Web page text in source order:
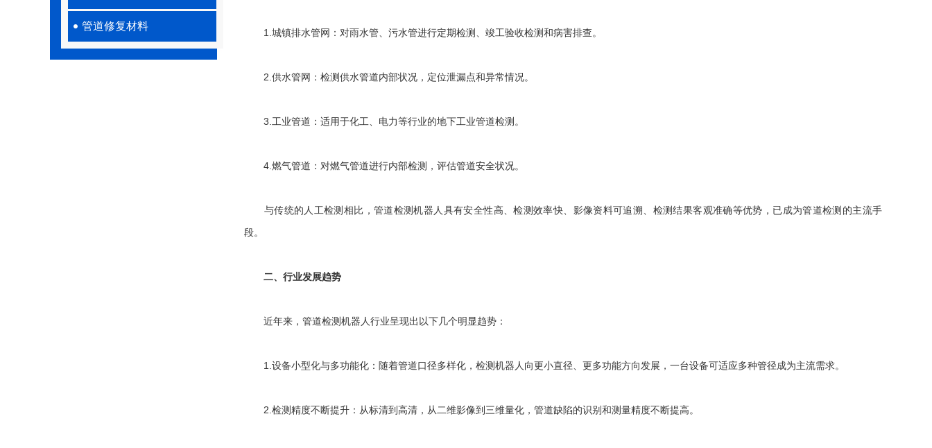
管道修复材料
1.城镇排水管网：对雨水管、污水管进行定期检测、竣工验收检测和病害排查。
2.供水管网：检测供水管道内部状况，定位泄漏点和异常情况。
3.工业管道：适用于化工、电力等行业的地下工业管道检测。
4.燃气管道：对燃气管道进行内部检测，评估管道安全状况。
与传统的人工检测相比，管道检测机器人具有安全性高、检测效率快、影像资料可追溯、检测结果客观准确等优势，已成为管道检测的主流手
段。
二、行业发展趋势
近年来，管道检测机器人行业呈现出以下几个明显趋势：
1.设备小型化与多功能化：随着管道口径多样化，检测机器人向更小直径、更多功能方向发展，一台设备可适应多种管径成为主流需求。
2.检测精度不断提升：从标清到高清，从二维影像到三维量化，管道缺陷的识别和测量精度不断提高。